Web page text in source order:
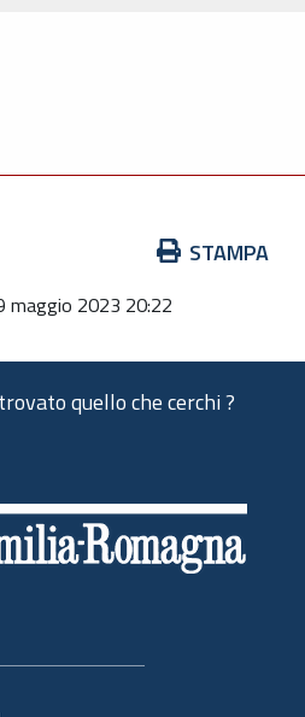
STAMPA
maggio 2023 20:22
quello che cerchi ?